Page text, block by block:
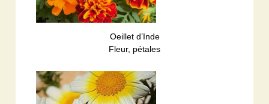
Oeillet d’Inde
Fleur, pétales